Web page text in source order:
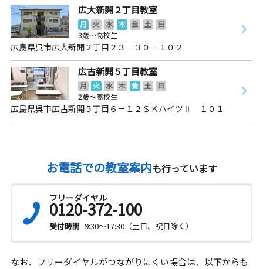
広大新開２丁目教室
月 火 水 木 金 土
日
3歳～高校生
広島県呉市広大新開２丁目２３－３０－１０２
広古新開５丁目教室
月 火 水 木 金 土
日
2歳～高校生
広島県呉市広古新開５丁目６－１２ＳＫハイツⅡ １０１
お電話での教室案内も行っています
フリーダイヤル
0120-372-100
受付時間 9:30～17:30（土日、祝日除く）
なお、フリーダイヤルがつながりにくい場合は、以下からも